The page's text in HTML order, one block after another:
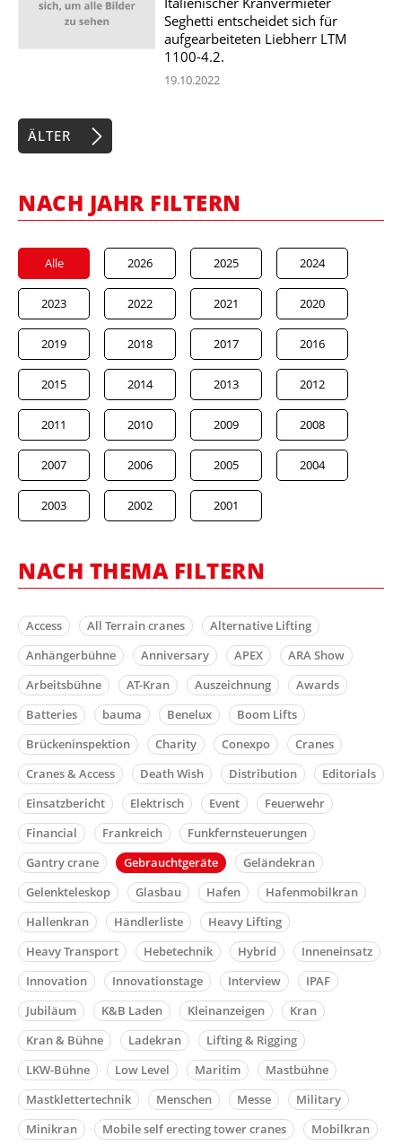
Seghetti entscheidet sich für
aufgearbeiteten Liebherr LTM
1100-4.2.
19.10.2022
ÄLTER
NACH JAHR FILTERN
Alle 2026 2025 2024
2023 2022 2021 2020
2019 2018 2017 2016
2015 2014 2013 2012
2011 2010 2009 2008
2007 2006 2005 2004
2003 2002 2001
NACH THEMA FILTERN
Access All Terrain cranes
Alternative Lifting
Anhängerbühne
Anniversary APEX
ARA Show
Arbeitsbühne
AT-Kran Auszeichnung
Awards
Batteries
bauma Benelux
Boom Lifts
Brückeninspektion
Charity Conexpo
Cranes
Cranes & Access
Death Wish Distribution
Editorials
Einsatzbericht
Elektrisch Event
Feuerwehr
Financial
Frankreich
Funkfernsteuerungen
Gantry crane
Gebrauchtgeräte
Geländekran
Gelenkteleskop
Glasbau Hafen
Hafenmobilkran
Hallenkran
Händlerliste
Heavy Lifting
Heavy Transport
Hebetechnik Hybrid
Inneneinsatz
Innovation
Innovationstage Interview
IPAF
Jubiläum
K&B Laden Kleinanzeigen
Kran
Kran & Bühne
Ladekran
Lifting & Rigging
LKW-Bühne
Low Level Maritim
Mastbühne
Mastklettertechnik
Menschen Messe
Military
Minikran
Mobile self erecting tower cranes Mobilkran